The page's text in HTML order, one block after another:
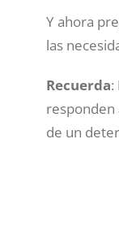
Y ahora
las
Recuerda:
responden
de un